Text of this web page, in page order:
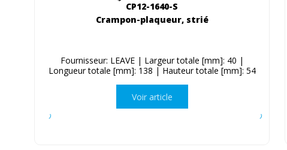
CP12-1640-S
Crampon-plaqueur, strié
Fournisseur: LEAVE | Largeur totale [mm]: 40 |
Longueur totale [mm]: 138 | Hauteur totale [mm]: 54
Voir article